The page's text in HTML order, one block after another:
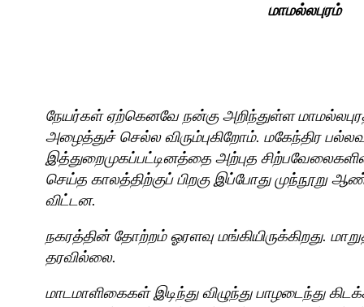
மாமல்லபுரம்
நேயர்கள் ஏற்கெனவே நன்கு அறிந்துள்ள
அழைத்துச் செல்ல விரும்புகிறோம். மகேந்திர
இத்துறைமுகப்பட்டினத்தை அற்புத
செய்த காலத்திற்குப் பிறகு இப்போது முந்நூறு
விட்டன.
நகரத்தின் தோற்றம் ஓரளவு மங்கியிருக்கிறது.
தரவில்லை.
மாடமாளிகைகள் இடிந்து விழுந்து பாழடைந்து